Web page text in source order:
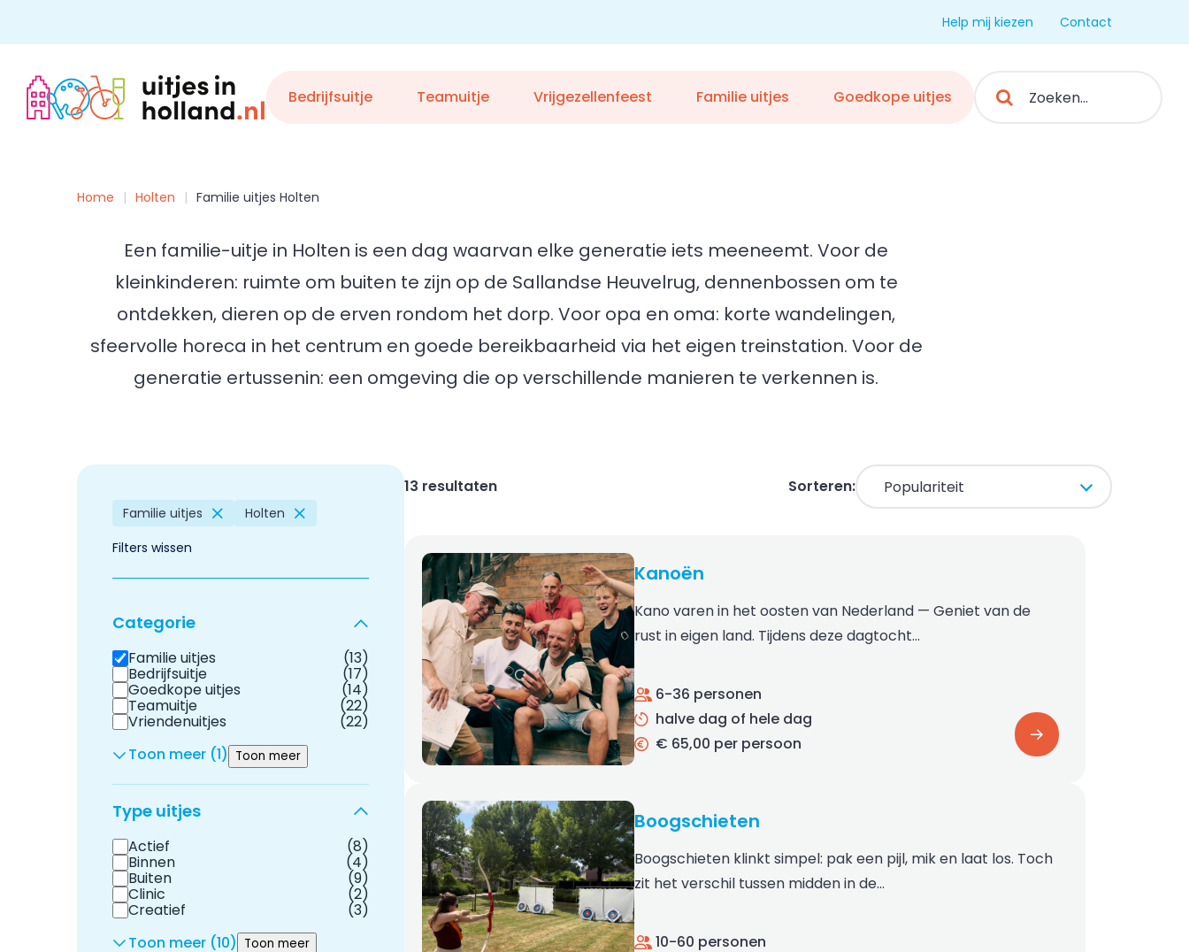
Help mij kiezen Contact
Bedrijfsuitje Teamuitje Vrijgezellenfeest Familie uitjes Goedkope uitjes
Home Holten Familie uitjes Holten
Een familie-uitje in Holten is een dag waarvan elke generatie iets meeneemt. Voor de
kleinkinderen: ruimte om buiten te zijn op de Sallandse Heuvelrug, dennenbossen om te
ontdekken, dieren op de erven rondom het dorp. Voor opa en oma: korte wandelingen,
sfeervolle horeca in het centrum en goede bereikbaarheid via het eigen treinstation. Voor de
generatie ertussenin: een omgeving die op verschillende manieren te verkennen is.
Familie uitjes
Holten
Filters wissen
Categorie
Familie uitjes (13)
Bedrijfsuitje (17)
Goedkope uitjes (14)
Teamuitje (22)
Vriendenuitjes
(22)
Toon meer (1) Toon meer
Type uitjes
Actief (8)
Binnen (4)
Buiten (9)
Clinic (2)
Creatief
(3)
Toon meer (10) Toon meer
13 resultaten Sorteren:
Kanoën
Kano varen in het oosten van Nederland — Geniet van de
rust in eigen land. Tijdens deze dagtocht…
6-36 personen
halve dag of hele dag
€ 65,00 per persoon
Boogschieten
Boogschieten klinkt simpel: pak een pijl, mik en laat los. Toch
zit het verschil tussen midden in de…
10-60 personen